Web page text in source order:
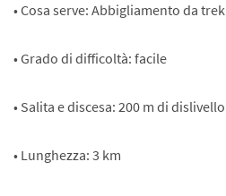
• Cosa serve: Abbigliamento da
• Grado di difficoltà: facile
• Salita e discesa: 200 m di dislivello
• Lunghezza: 3 km